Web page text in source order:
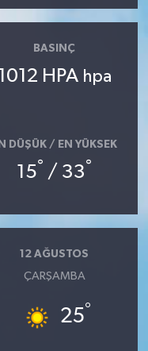
BASINÇ
HPA hpa
DÜŞÜK / EN YÜKSEK
15° / 33°
12 AĞUSTOS
ÇARŞAMBA
25°